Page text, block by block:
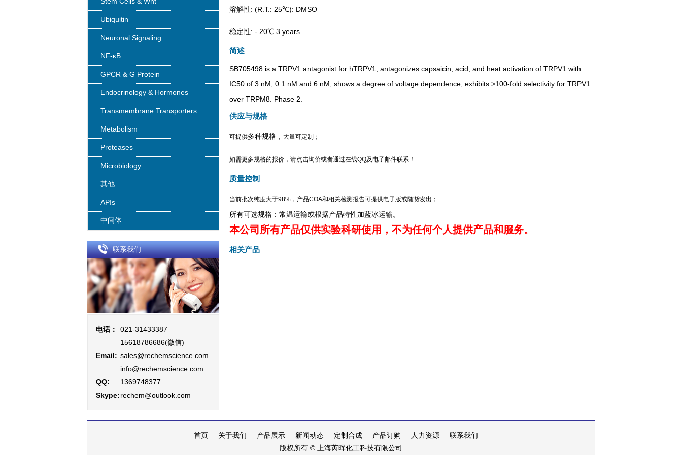
Ubiquitin
Neuronal Signaling
NF-κB
GPCR & G Protein
Endocrinology & Hormones
Transmembrane Transporters
Metabolism
Proteases
Microbiology
其他
APIs
中间体
联系我们
电话：
021-31433387
15618786686(微信)
Email: sales@rechemscience.com
info@rechemscience.com
QQ:
1369748377
Skype:rechem@outlook.com
溶解性: (R.T.: 25℃): DMSO
稳定性: - 20℃ 3 years
简述
SB705498 is a TRPV1 antagonist for hTRPV1, antagonizes capsaicin, acid, and heat activation of TRPV1 with
IC50 of 3 nM, 0.1 nM and 6 nM, shows a degree of voltage dependence, exhibits >100-fold selectivity for TRPV1
over TRPM8. Phase 2.
供应与规格
可提供多种规格， 大量可定制；
如需更多规格的报价，请点击询价或者通过在线QQ及电子邮件联系！
质量控制
当前批次纯度大于98%，产品COA和相关检测报告可提供电子版或随货发出；
所有可选规格：常温运输或根据产品特性加蓝冰运输。
本公司所有产品仅供实验科研使用，不为任何个人提供产品和服务。
相关产品
首页 关于我们 产品展示 新闻动态 定制合成 产品订购 人力资源
联系我们
版权所有 © 上海芮晖化工科技有限公司